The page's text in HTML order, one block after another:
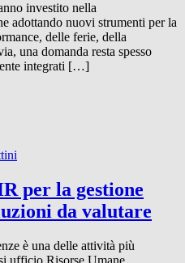
investito nella
adottando nuovi strumenti per la
delle ferie, della
una domanda resta spesso
integrati […]
per la gestione
da valutare
è una delle attività più
ufficio Risorse Umane.